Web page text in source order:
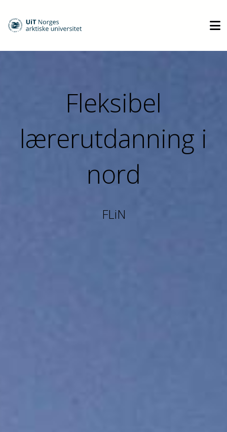
Fleksibel
lærerutdanning i
nord
FLiN